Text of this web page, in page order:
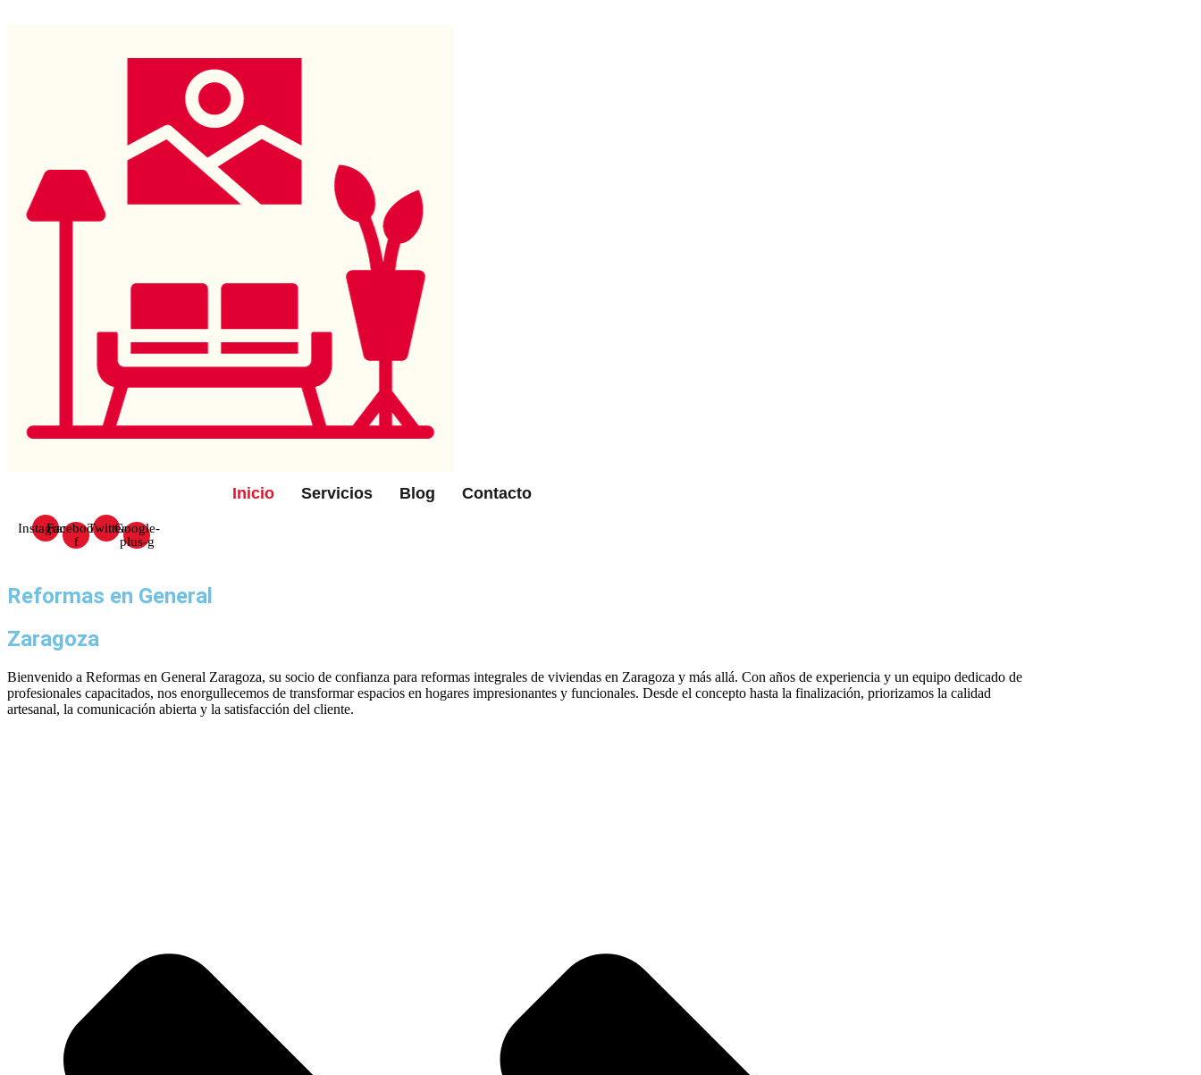
Inicio Servicios Blog Contacto
InstagramFacebook-
f
TwitterGoogle-
plus-g
Reformas en General
Zaragoza
Bienvenido a Reformas en General Zaragoza, su socio de confianza para reformas integrales de viviendas en Zaragoza y más allá. Con años de experiencia y un equipo dedicado de
profesionales capacitados, nos enorgullecemos de transformar espacios en hogares impresionantes y funcionales. Desde el concepto hasta la finalización, priorizamos la calidad
artesanal, la comunicación abierta y la satisfacción del cliente.